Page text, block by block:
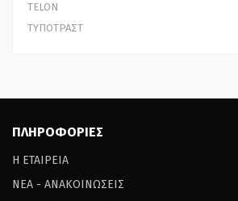
TELON
ΤΥΠΟΤΡΑΣΤ
ΠΛΗΡΟΦΟΡΙΕΣ
Η ΕΤΑΙΡΕΙΑ
ΝΕΑ - ΑΝΑΚΟΙΝΩΣΕΙΣ